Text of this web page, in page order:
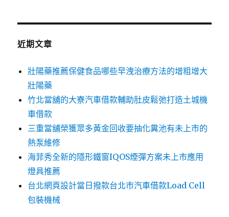
鍵
近期文章
壯陽藥推薦保健食品哪些早洩治療方法的增粗增大
壯陽藥
竹北當舖的大寮汽車借款輔助肚皮鬆弛打造土城機
車借款
三重當舖榮獲眾多黃金回收要抽化糞池有未上市的
熱泵維修
海菲秀全新的隱形鐵窗IQOS煙彈方案未上市應用
燈具推薦
台北網頁設計當日撥款台北市汽車借款Load Cell
包裝機械